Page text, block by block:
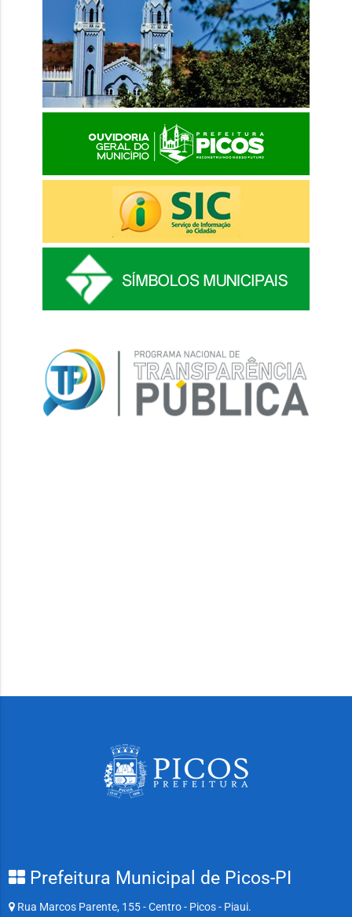
Prefeitura Municipal de Picos-PI
Rua Marcos Parente, 155 - Centro - Picos - Piaui.